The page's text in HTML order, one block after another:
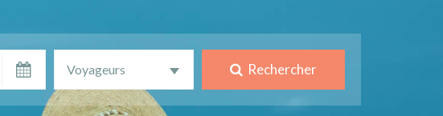
Voyageurs Rechercher